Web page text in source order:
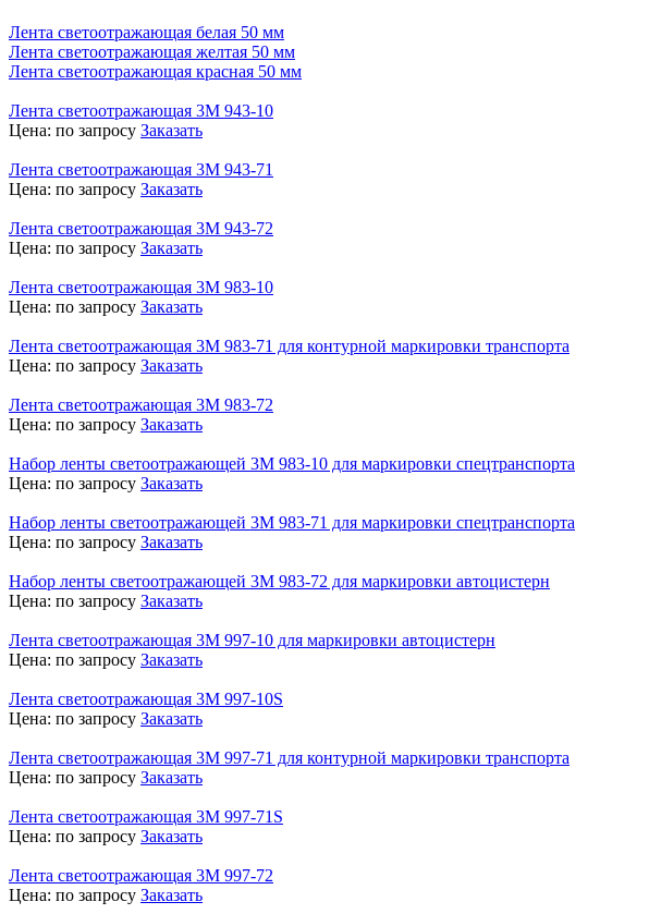
Лента светоотражающая белая 50 мм
Лента светоотражающая желтая 50 мм
Лента светоотражающая красная 50 мм
Лента светоотражающая 3М 943-10
Цена: по запросу Заказать
Лента светоотражающая 3М 943-71
Цена: по запросу Заказать
Лента светоотражающая 3М 943-72
Цена: по запросу Заказать
Лента светоотражающая 3М 983-10
Цена: по запросу Заказать
Лента светоотражающая 3М 983-71 для контурной маркировки транспорта
Цена: по запросу Заказать
Лента светоотражающая 3М 983-72
Цена: по запросу Заказать
Набор ленты светоотражающей 3М 983-10 для маркировки спецтранспорта
Цена: по запросу Заказать
Набор ленты светоотражающей 3М 983-71 для маркировки спецтранспорта
Цена: по запросу Заказать
Набор ленты светоотражающей 3M 983-72 для маркировки автоцистерн
Цена: по запросу Заказать
Лента светоотражающая 3M 997-10 для маркировки автоцистерн
Цена: по запросу Заказать
Лента светоотражающая 3M 997-10S
Цена: по запросу Заказать
Лента светоотражающая 3M 997-71 для контурной маркировки транспорта
Цена: по запросу Заказать
Лента светоотражающая 3M 997-71S
Цена: по запросу Заказать
Лента светоотражающая 3M 997-72
Цена: по запросу Заказать